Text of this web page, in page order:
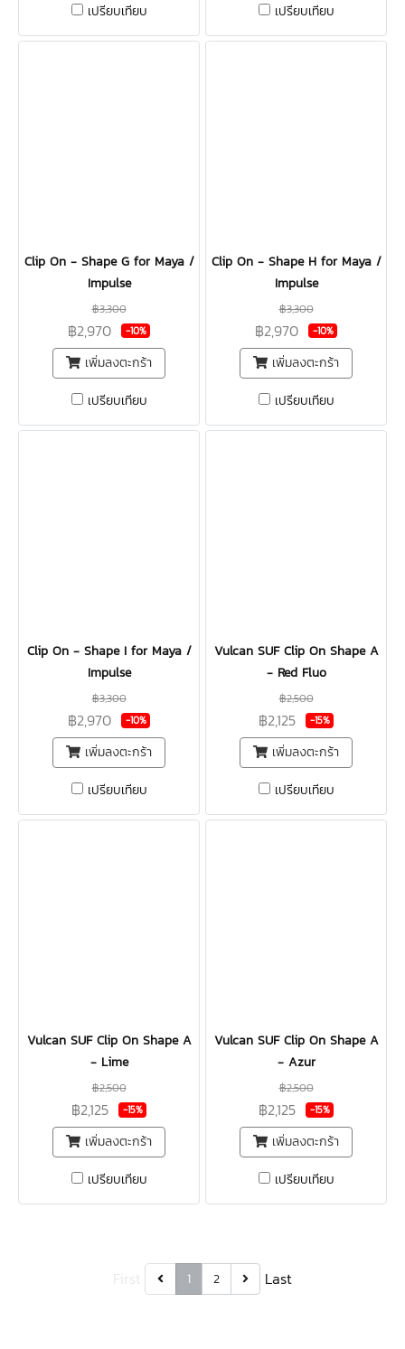
เปรียบเทียบ
เปรียบเทียบ
Clip On - Shape G for Maya /
Impulse
฿3,300
฿2,970 -10%
เพิ่มลงตะกร้า
เปรียบเทียบ
Clip On - Shape H for Maya /
Impulse
฿3,300
฿2,970 -10%
เพิ่มลงตะกร้า
เปรียบเทียบ
Clip On - Shape I for Maya /
Impulse
฿3,300
฿2,970 -10%
เพิ่มลงตะกร้า
เปรียบเทียบ
Vulcan SUF Clip On Shape A
- Red Fluo
฿2,500
฿2,125 -15%
เพิ่มลงตะกร้า
เปรียบเทียบ
Vulcan SUF Clip On Shape A
- Lime
฿2,500
฿2,125 -15%
เพิ่มลงตะกร้า
เปรียบเทียบ
Vulcan SUF Clip On Shape A
- Azur
฿2,500
฿2,125 -15%
เพิ่มลงตะกร้า
เปรียบเทียบ
1 2 Last